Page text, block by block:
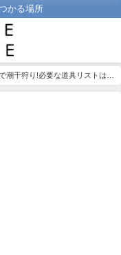
かる場所
潮干狩り!必要な道具リストは